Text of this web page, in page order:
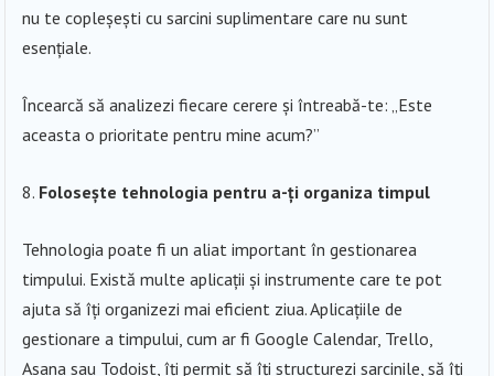
nu te copleșești cu sarcini suplimentare care nu sunt
esențiale.
Încearcă să analizezi fiecare cerere și întreabă-te: „Este
aceasta o prioritate pentru mine acum?”
Folosește tehnologia pentru a-ți organiza timpul
Tehnologia poate fi un aliat important în gestionarea
timpului. Există multe aplicații și instrumente care te pot
ajuta să îți organizezi mai eficient ziua. Aplicațiile de
gestionare a timpului, cum ar fi Google Calendar, Trello,
Asana sau Todoist, îți permit să îți structurezi sarcinile, să îți